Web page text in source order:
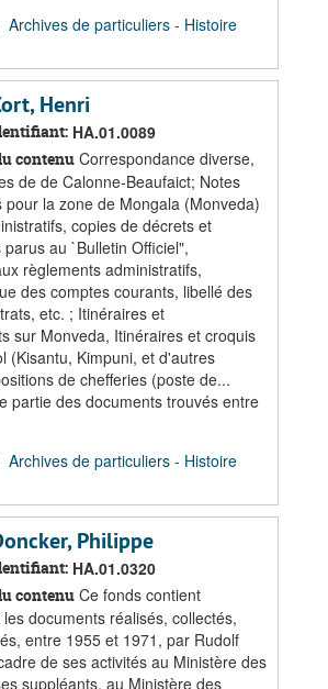
Archives de particuliers - Histoire
Henri
HA.01.0089
contenu Correspondance diverse,
de de Calonne-Beaufaict; Notes
pour la zone de Mongala (Monveda)
copies de décrets et
au `Bulletin Officiel",
règlements administratifs,
des comptes courants, libellé des
etc. ; Itinéraires et
sur Monveda, Itinéraires et croquis
(Kisantu, Kimpuni, et d'autres
de chefferies (poste de...
partie des documents trouvés entre
Archives de particuliers - Histoire
Philippe
HA.01.0320
contenu Ce fonds contient
documents réalisés, collectés,
entre 1955 et 1971, par Rudolf
de ses activités au Ministère des
suppléants, au Ministère des